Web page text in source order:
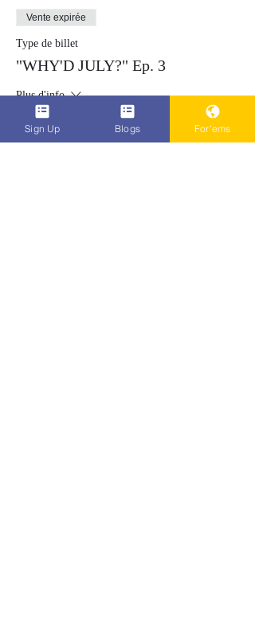
Vente expirée
Type de billet
"WHY'D JULY?" Ep. 3
Plus d'info
Prix
Sign Up Blogs For'ems